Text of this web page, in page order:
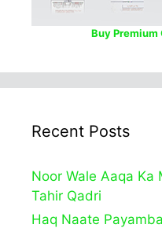
Buy
Recent Posts
Noor Wale Aaqa Ka
Tahir Qadri
Haq Naate